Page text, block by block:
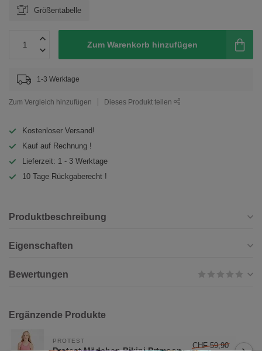
Größentabelle
Zum Warenkorb hinzufügen
1-3 Werktage
Zum Vergleich hinzufügen Dieses Produkt teilen
Kostenloser Versand!
Kauf auf Rechnung !
Lieferzeit: 1 - 3 Werktage
10 Tage Rückgaberecht !
Produktbeschreibung
Eigenschaften
Bewertungen
Ergänzende Produkte
PROTEST CHF 59,90